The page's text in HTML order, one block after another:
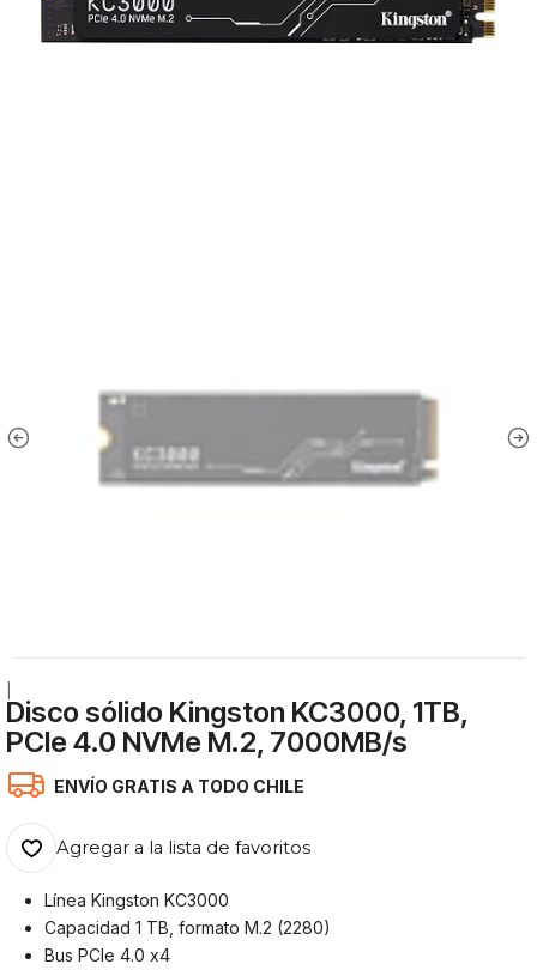
Disco sólido Kingston KC3000, 1TB,
PCIe 4.0 NVMe M.2, 7000MB/s
ENVÍO GRATIS A TODO CHILE
Agregar a la lista de favoritos
Línea Kingston KC3000
Capacidad 1 TB, formato M.2 (2280)
Bus PCIe 4.0 x4